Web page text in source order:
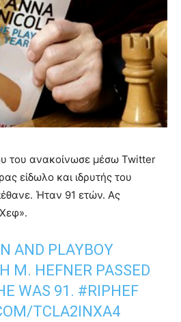
του ανακοίνωσε μέσω Twitter
είδωλο και ιδρυτής του
Ήταν 91 ετών. Ας
AND PLAYBOY
M. HEFNER PASSED
WAS 91. #RIPHEF
TCLA2INXA4